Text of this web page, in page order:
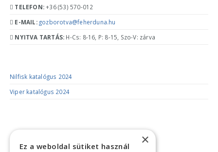
TELEFON: +36 (53) 570-012
E-MAIL: gozborotva@feherduna.hu
NYITVA TARTÁS: H-Cs: 8-16, P: 8-15, Szo-V: zárva
Nilfisk katalógus 2024
Viper katalógus 2024
×
Ez a weboldal sütiket használ